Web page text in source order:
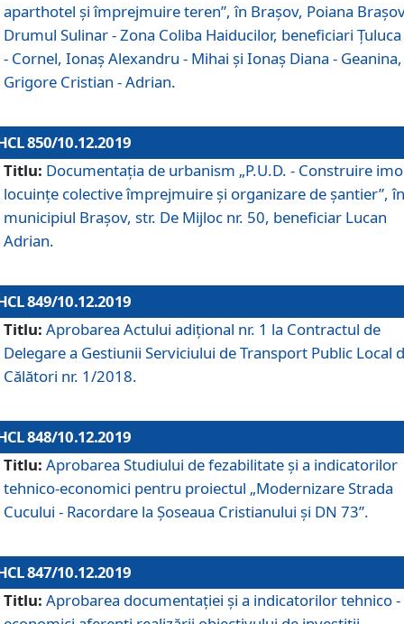
aparthotel şi împrejmuire teren”, în Braşov, Poiana
Drumul Sulinar - Zona Coliba Haiducilor, beneficiari
- Cornel, Ionaş Alexandru - Mihai şi Ionaş Diana - Geanina,
Grigore Cristian - Adrian.
850/10.12.2019
Titlu: Documentaţia de urbanism „P.U.D. - Construire
locuințe colective împrejmuire și organizare de șantier”, în
municipiul Braşov, str. De Mijloc nr. 50, beneficiar Lucan
Adrian.
849/10.12.2019
Titlu: Aprobarea Actului adiţional nr. 1 la Contractul de
Delegare a Gestiunii Serviciului de Transport Public Local
Călători nr. 1/2018.
848/10.12.2019
Titlu: Aprobarea Studiului de fezabilitate şi a indicatorilor
tehnico-economici pentru proiectul „Modernizare Strada
Cucului - Racordare la Șoseaua Cristianului și DN 73”.
847/10.12.2019
Titlu: Aprobarea documentației și a indicatorilor tehnico -